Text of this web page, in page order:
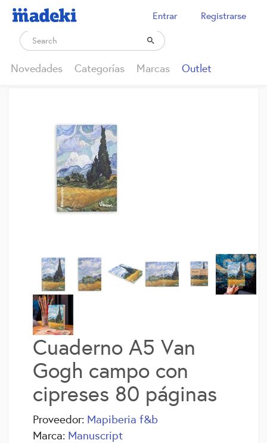
Entrar Registrarse

Novedades Categorías Marcas Outlet
Cuaderno A5 Van
Gogh campo con
cipreses 80 páginas
Proveedor: Mapiberia f&b
Marca: Manuscript